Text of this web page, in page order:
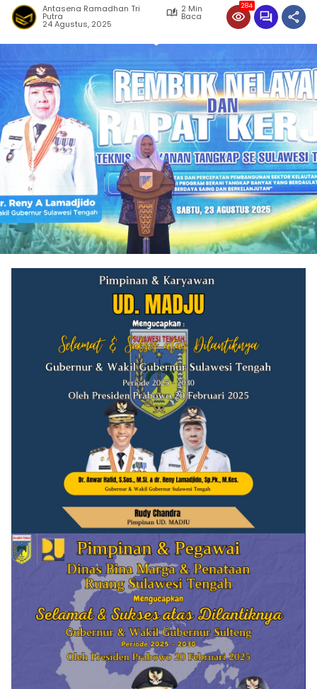
Antasena Ramadhan Tri
Putra
2 Min
Baca
24 Agustus, 2025
284